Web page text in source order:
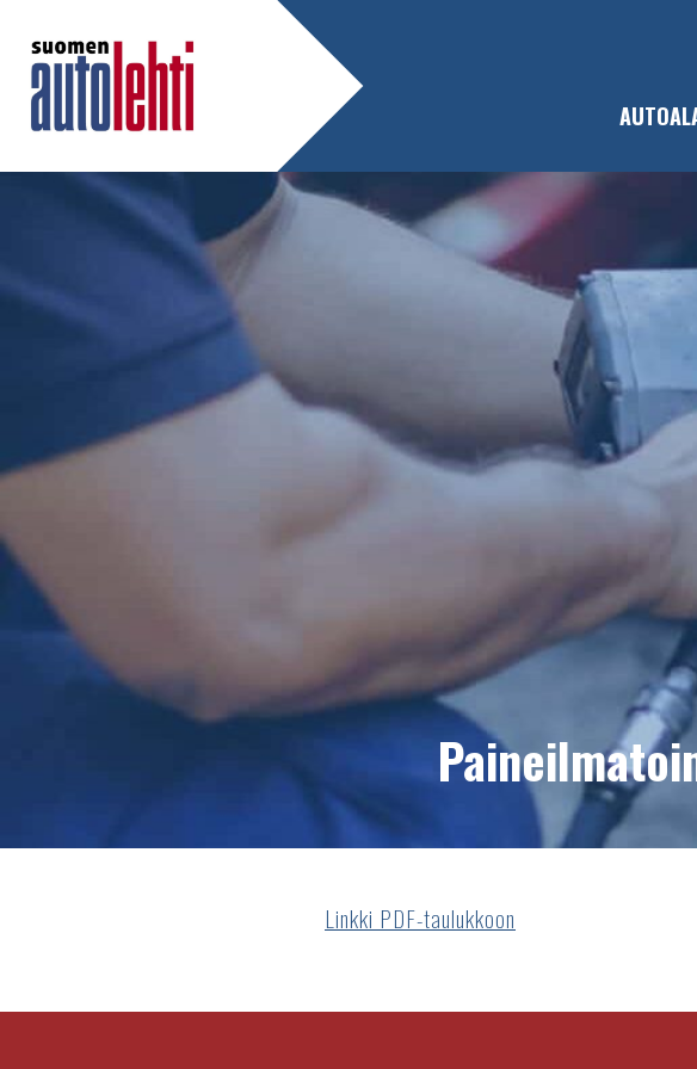
Linkki PDF-taulukkoon